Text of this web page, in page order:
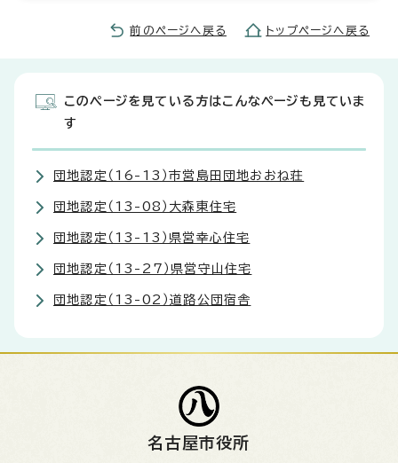
前のページへ戻る トップページへ戻る
このページを見ている方はこんなページも見ていま
す
団地認定（16-13）市営島田団地おおね荘
団地認定（13-08）大森東住宅
団地認定（13-13）県営幸心住宅
団地認定（13-27）県営守山住宅
団地認定（13-02）道路公団宿舎
名古屋市役所